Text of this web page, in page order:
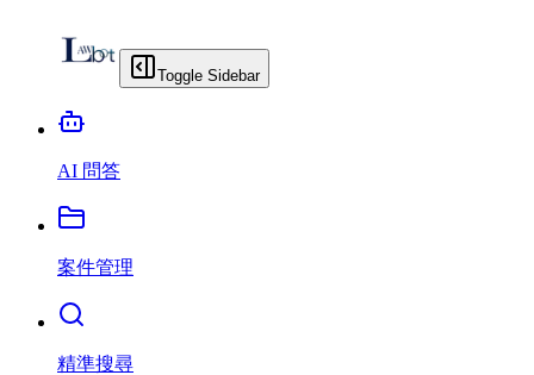
Toggle Sidebar
AI 問答
案件管理
精準搜尋